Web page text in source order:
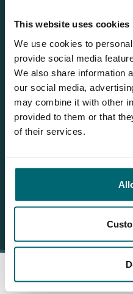
This website uses cookies
We use cookies to
provide social media
We also share information
our social media,
may combine it with other
provided to them or that
of their services.
Sie möchten
Brauchen Sie weitere
helfen gerne weiter
Tel.+31 655 191 755